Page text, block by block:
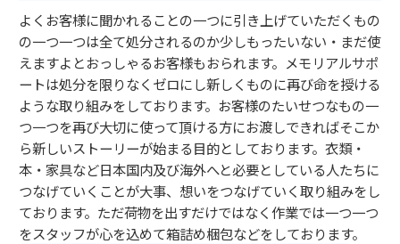
よくお客様に聞かれることの一つに引き上げていただくもの
の一つ一つは全て処分されるのか少しもったいない・まだ使
えますよとおっしゃるお客様もおられます。メモリアルサポ
ートは処分を限りなくゼロにし新しくものに再び命を授ける
ような取り組みをしております。お客様のたいせつなもの一
つ一つを再び大切に使って頂ける方にお渡しできればそこか
ら新しいストーリーが始まる目的としております。衣類・
本・家具など日本国内及び海外へと必要としている人たちに
つなげていくことが大事、想いをつなげていく取り組みをし
ております。ただ荷物を出すだけではなく作業では一つ一つ
をスタッフが心を込めて箱詰め梱包などをしております。